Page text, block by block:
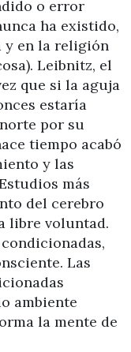
o error
ha existido,
y en la religión
Leibnitz, el
que si la aguja
estaría
por su
tiempo acabó
y las
más
del cerebro
libre voluntad.
Las
ambiente
la mente de